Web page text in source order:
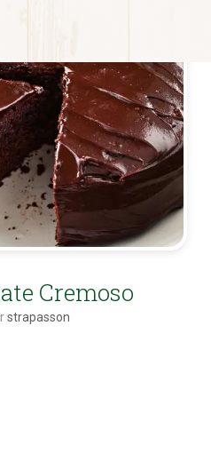
Cremoso
strapasson